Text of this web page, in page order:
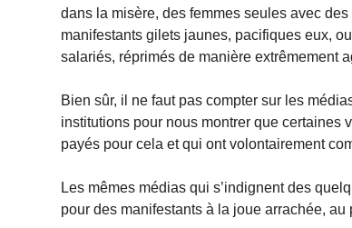
dans la misère, des femmes seules avec
manifestants gilets jaunes, pacifiques eux,
salariés, réprimés de manière extrêmement
Bien sûr, il ne faut pas compter sur les
institutions pour nous montrer que certaines
payés pour cela et qui ont volontairement
Les mêmes médias qui s’indignent des
pour des manifestants à la joue arrachée,